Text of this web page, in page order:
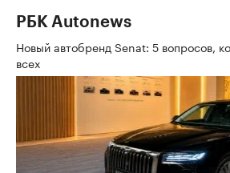
РБК Autonews
Новый автобренд Senat: 5 вопросов,
всех